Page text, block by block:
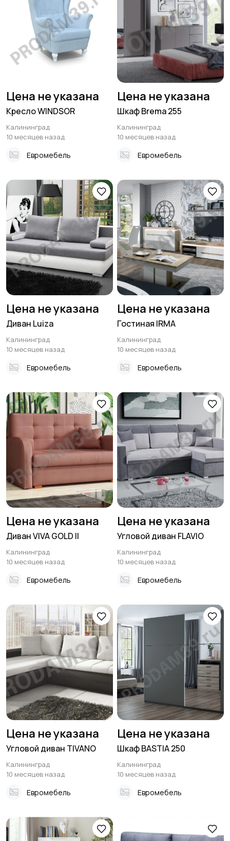
Цена не указана
Кресло WINDSOR
Калининград
10 месяцев назад
Евромебель
Цена не указана
Шкаф Brema 255
Калининград
10 месяцев назад
Евромебель
Цена не указана
Диван Luiza
Калининград
10 месяцев назад
Евромебель
Цена не указана
Гостиная IRMA
Калининград
10 месяцев назад
Евромебель
Цена не указана
Диван VIVA GOLD II
Калининград
10 месяцев назад
Евромебель
Цена не указана
Угловой диван FLAVIO
Калининград
10 месяцев назад
Евромебель
Цена не указана
Угловой диван TIVANO
Калининград
10 месяцев назад
Евромебель
Цена не указана
Шкаф BASTIA 250
Калининград
10 месяцев назад
Евромебель